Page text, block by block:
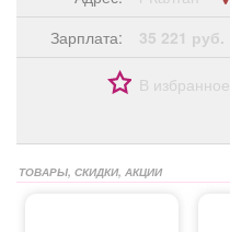
Зарплата:
35 221 руб.
В избранное
ТОВАРЫ, СКИДКИ, АКЦИИ